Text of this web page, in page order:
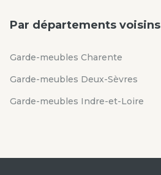
Par départements voisins
Garde-meubles Charente
Garde-meubles Deux-Sèvres
Garde-meubles Indre-et-Loire